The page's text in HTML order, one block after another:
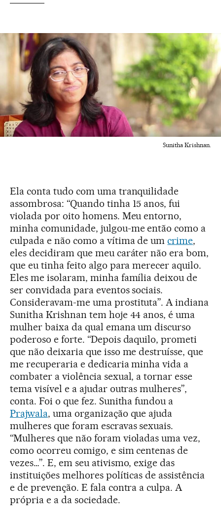
Sunitha Krishnan.
Ela conta tudo com uma tranquilidade
assombrosa: “Quando tinha 15 anos, fui
violada por oito homens. Meu entorno,
minha comunidade, julgou-me então como a
culpada e não como a vítima de umcrime,
eles decidiram que meu caráter não era bom,
que eu tinha feito algo para merecer aquilo.
Eles me isolaram, minha família deixou de
ser convidada para eventos sociais.
Consideravam-me uma prostituta”. A indiana
Sunitha Krishnan tem hoje 44 anos, é uma
mulher baixa da qual emana um discurso
poderoso e forte. “Depois daquilo, prometi
que não deixaria que isso me destruísse, que
me recuperaria e dedicaria minha vida a
combater a violência sexual, a tornar esse
tema visível e a ajudar outras mulheres”,
conta. Foi o que fez. Sunitha fundou a
Prajwala, uma organização que ajuda
mulheres que foram escravas sexuais.
“Mulheres que não foram violadas uma vez,
como ocorreu comigo, e sim centenas de
vezes…”. E, em seu ativismo, exige das
instituições melhores políticas de assistência
e de prevenção. E fala contra a culpa. A
própria e a da sociedade.